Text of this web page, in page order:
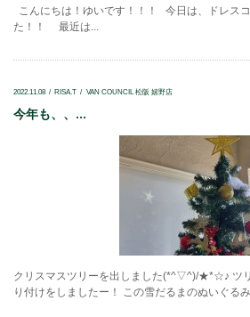
こんにちは！ゆいです！！！ 今日は、ドレス
た！！ 最近は...
2022.11.08 RISA.T VAN COUNCIL 松阪 嬉野店
今年も、、...
クリスマスツリーを出しました(*^▽^)/★*☆♪ ツ
り付けをしましたー！ この雪だるまのぬいぐる